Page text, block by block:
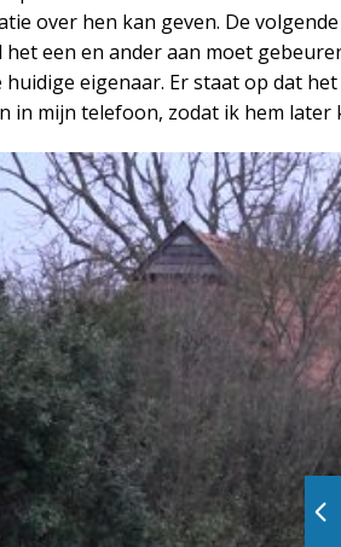
over hen kan geven. De
het een en ander aan moet
huidige eigenaar. Er staat op dat
in mijn telefoon, zodat ik hem later